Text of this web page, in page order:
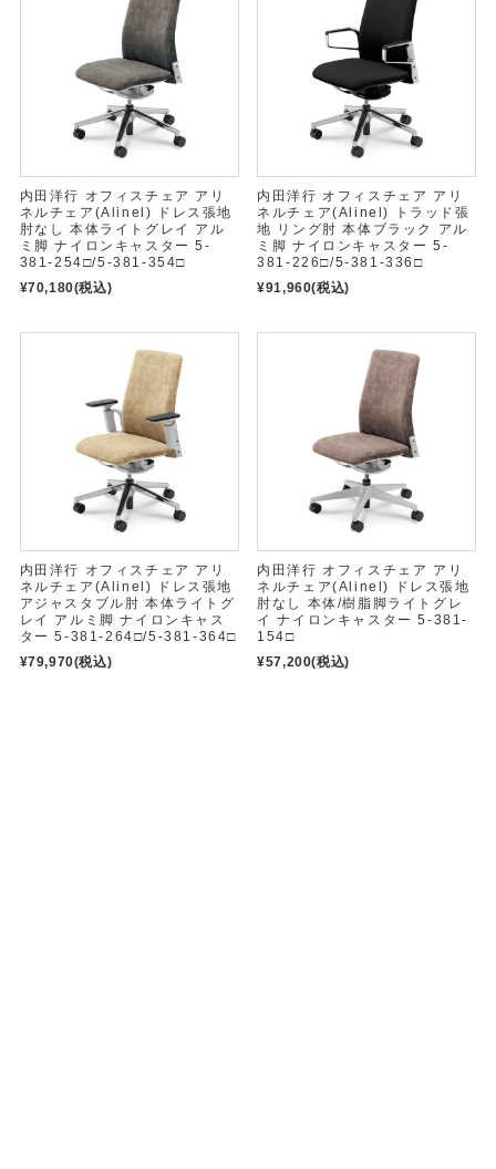
内田洋行 オフィスチェア アリ
ネルチェア(Alinel) ドレス張地
肘なし 本体ライトグレイ アル
ミ脚 ナイロンキャスター 5-
381-254□/5-381-354□
¥70,180(税込)
内田洋行 オフィスチェア アリ
ネルチェア(Alinel) トラッド張
地 リング肘 本体ブラック アル
ミ脚 ナイロンキャスター 5-
381-226□/5-381-336□
¥91,960(税込)
内田洋行 オフィスチェア アリ
ネルチェア(Alinel) ドレス張地
アジャスタブル肘 本体ライトグ
レイ アルミ脚 ナイロンキャス
ター 5-381-264□/5-381-364□
¥79,970(税込)
内田洋行 オフィスチェア アリ
ネルチェア(Alinel) ドレス張地
肘なし 本体/樹脂脚ライトグレ
イ ナイロンキャスター 5-381-
154□
¥57,200(税込)